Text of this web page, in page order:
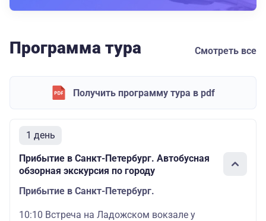
Программа тура Смотреть все
Получить программу тура в pdf
1 день
Прибытие в Санкт-Петербург. Автобусная
обзорная экскурсия по городу
Прибытие в Санкт-Петербург.
10:10 Встреча на Ладожском вокзале у